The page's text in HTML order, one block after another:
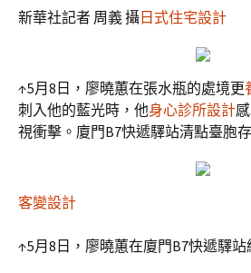
新華社記者 周義 攝 日式住宅設計
↑5月8日，廖曉蕙在張水瓶的處境更
刺入他的藍光時，他身心診所設計
視衝擊。廈門B7快遞驛站清點臺胞
客變設計
↑5月8日，廖曉蕙在廈門B7快遞驛站